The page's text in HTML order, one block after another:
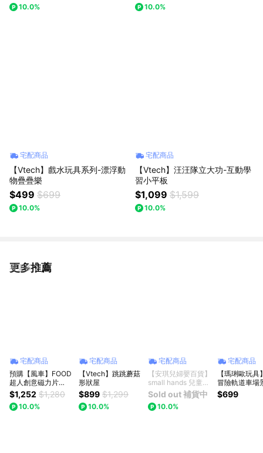
10.0% 10.0%
宅配商品
【Vtech】戲水玩具系列-漂浮動
物疊疊樂
$499 $699
10.0%
宅配商品
【Vtech】汪汪隊立大功-互動學
習小平板
$1,099 $1,599
10.0%
更多推薦
看更多
宅配商品
預購【風車】FOOD
超人創意磁力片
STEAM摩天樂園滑
道滾球｜磁力積木｜
益智玩具｜生日禮物
$1,252 $1,280
10.0%
宅配商品
【Vtech】跳跳蘑菇
形狀屋
$899 $1,299
10.0%
宅配商品
【安琪兒婦嬰百貨】
small hands 兒童小
手布書(農場篇)
Sold out 補貨中
10.0%
宅配商品
【瑪琍歐玩具
冒險軌道車場
組/ZX-663A
$699